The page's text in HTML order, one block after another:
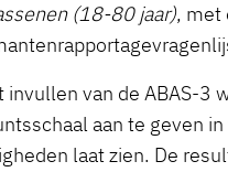
(18-80 jaar), met
invullen van de ABAS-3
aan te geven
laat zien. De